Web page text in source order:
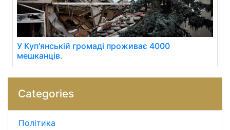
У Куп'янській громаді проживає 4000
мешканців.
Categories
Політика